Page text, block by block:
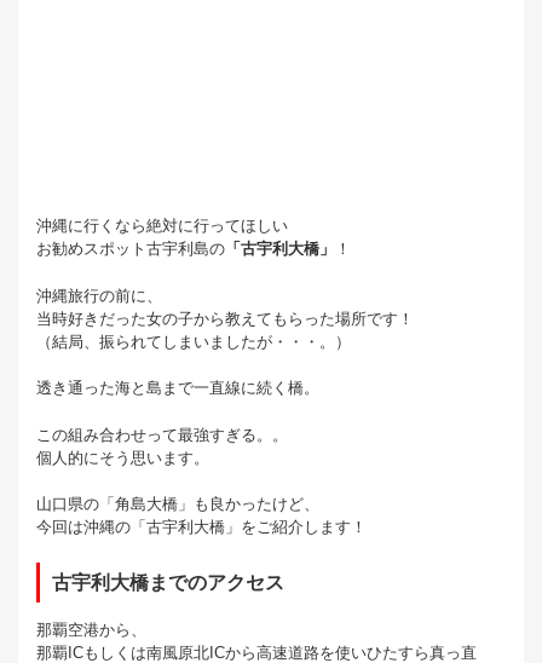
沖縄に行くなら絶対に行ってほしい
お勧めスポット古宇利島の 「古宇利大橋」 ！
沖縄旅行の前に、
当時好きだった女の子から教えてもらった場所です！
（結局、振られてしまいましたが・・・。）
透き通った海と島まで一直線に続く橋。
この組み合わせって最強すぎる。。
個人的にそう思います。
山口県の「角島大橋」も良かったけど、
今回は沖縄の「古宇利大橋」をご紹介します！
古宇利大橋までのアクセス
那覇空港から、
那覇ICもしくは南風原北ICから高速道路を使いひたすら真っ直